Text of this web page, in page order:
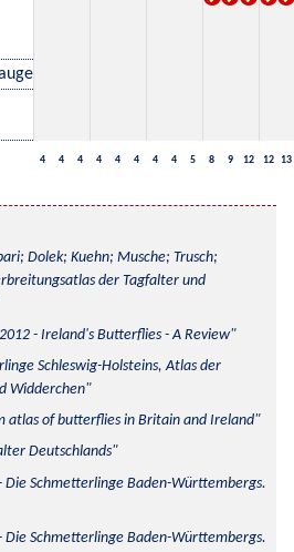
4 4 4 4 4 4 4 4 5 8 9 12 12 13
Dolek; Kuehn; Musche; Trusch;
der Tagfalter und
- Ireland's Butterflies - A Review
Schleswig-Holsteins, Atlas der
Widderchen
atlas of butterflies in Britain and Ireland
Deutschlands
Die Schmetterlinge Baden-Württembergs.
Die Schmetterlinge Baden-Württembergs.